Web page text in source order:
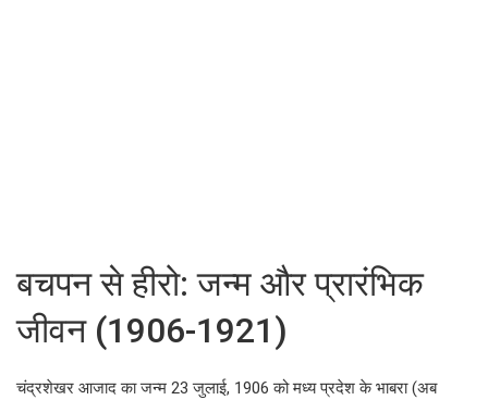
बचपन से हीरो: जन्म और प्रारंभिक
जीवन (1906-1921)
चंद्रशेखर आजाद का जन्म 23 जुलाई, 1906 को मध्य प्रदेश के भाबरा (अब